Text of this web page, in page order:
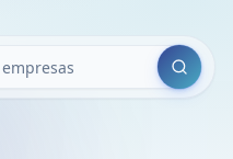
Buscar